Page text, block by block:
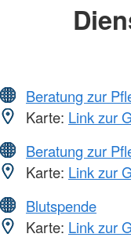
Beratung zur
Karte: Link zur
Beratung zur
Karte: Link zur
Blutspende
Karte: Link zur